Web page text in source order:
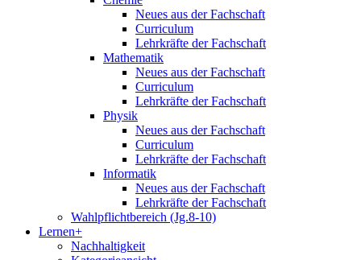
Neues aus der Fachschaft
Curriculum
Lehrkräfte der Fachschaft
Mathematik
Neues aus der Fachschaft
Curriculum
Lehrkräfte der Fachschaft
Physik
Neues aus der Fachschaft
Curriculum
Lehrkräfte der Fachschaft
Informatik
Neues aus der Fachschaft
Lehrkräfte der Fachschaft
Wahlpflichtbereich (Jg.8-10)
Lernen+
Nachhaltigkeit